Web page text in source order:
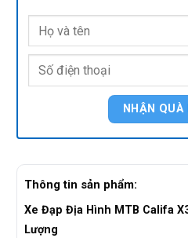
Thông tin sản phẩm:
Xe Đạp Địa Hình MTB Califa
Lượng